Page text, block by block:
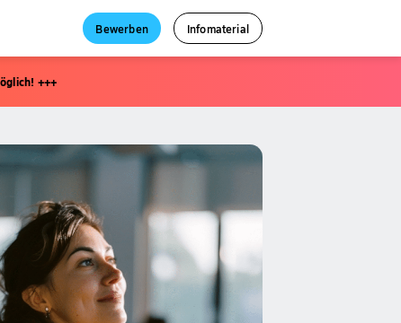
Bewerben Infomaterial
+++